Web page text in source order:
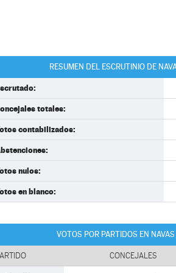
RESUMEN DEL ESCRUTINIO DE
totales:
contabilizados:
nulos:
en blanco:
VOTOS POR PARTIDOS EN
CONCEJALES